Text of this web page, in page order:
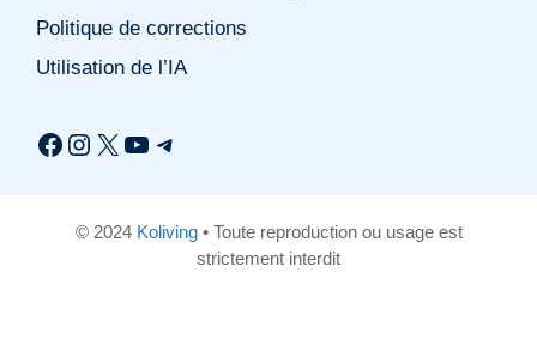
Politique de corrections
Utilisation de l’IA
Facebook
Instagram
X YouTube
Telegram
© 2024 Koliving• Toute reproduction ou usage est
strictement interdit